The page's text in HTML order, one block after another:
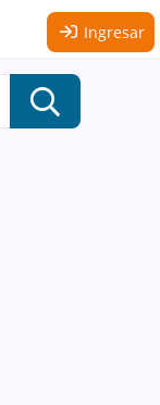
Ingresar